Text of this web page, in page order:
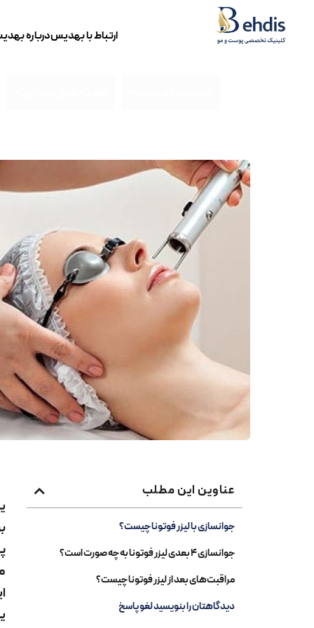
ارتباط با بهدیسدرباره
عناوین این مطلب
جوانسازی با لیزر فوتونا چیست؟
جوانسازی 4 بعدی لیزر فوتونا به چه صورت است؟
مراقبت‌های بعد از لیزر فوتونا چیست؟
دیدگاهتان را بنویسید لغو پاسخ